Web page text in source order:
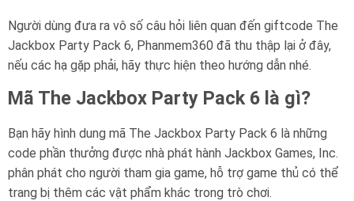
Người dùng đưa ra vô số câu hỏi liên quan đến giftcode The
Jackbox Party Pack 6, Phanmem360 đã thu thập lại ở đây,
nếu các hạ gặp phải, hãy thực hiện theo hướng dẫn nhé.
Mã The Jackbox Party Pack 6 là gì?
Bạn hãy hình dung mã The Jackbox Party Pack 6 là những
code phần thưởng được nhà phát hành Jackbox Games, Inc.
phân phát cho người tham gia game, hỗ trợ game thủ có thể
trang bị thêm các vật phẩm khác trong trò chơi.